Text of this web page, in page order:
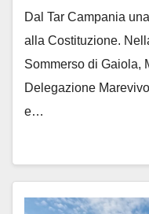
Dal Tar Campania
alla Costituzione.
Sommerso di Gaiola,
Delegazione
e…